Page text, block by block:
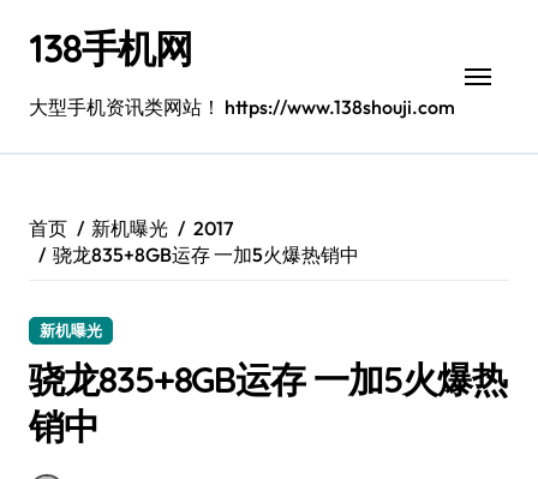
138手机网
大型手机资讯类网站！ https://www.138shouji.com
首页 新机曝光
2017
骁龙835+8GB运存 一加5火爆热销中
新机曝光
骁龙835+8GB运存 一加5火爆热
销中